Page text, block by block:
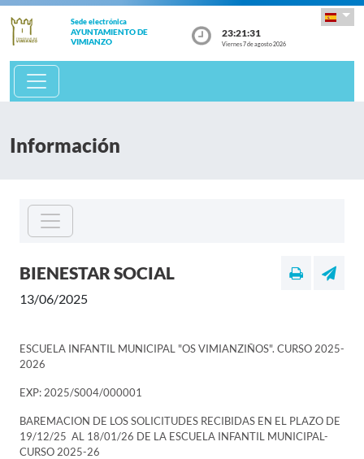
Sede electrónica
AYUNTAMIENTO DE
VIMIANZO
23:21:31
Viernes 7 de agosto 2026
Información
BIENESTAR SOCIAL
13/06/2025
ESCUELA INFANTIL MUNICIPAL "OS VIMIANZIÑOS". CURSO 2025-
2026
EXP: 2025/S004/000001
BAREMACION DE LOS SOLICITUDES RECIBIDAS EN EL PLAZO DE
19/12/25 AL 18/01/26 DE LA ESCUELA INFANTIL MUNICIPAL-
CURSO 2025-26